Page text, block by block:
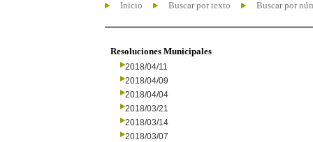
Inicio Buscar por texto Buscar por
Resoluciones Municipales
2018/04/11
2018/04/09
2018/04/04
2018/03/21
2018/03/14
2018/03/07